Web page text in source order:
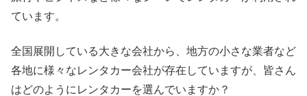
ています。
全国展開している大きな会社から、地方の小さな業者など
各地に様々なレンタカー会社が存在していますが、皆さん
はどのようにレンタカーを選んでいますか？